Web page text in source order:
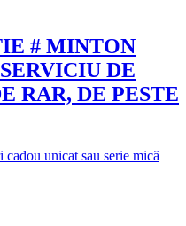
# MINTON
DE
RAR, DE PESTE
cadou unicat sau serie mică